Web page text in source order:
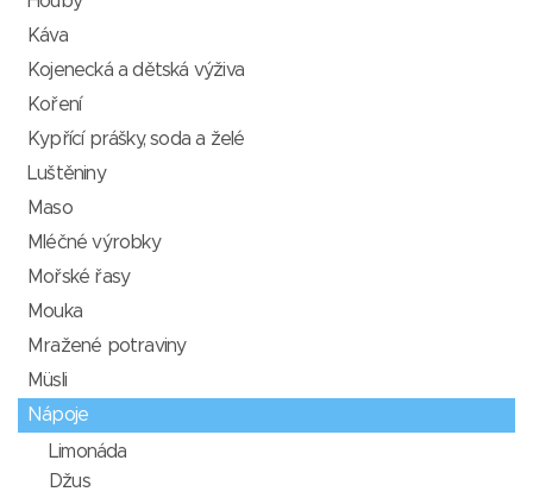
Káva
Kojenecká a dětská výživa
Koření
Kypřící prášky, soda a želé
Luštěniny
Maso
Mléčné výrobky
Mořské řasy
Mouka
Mražené potraviny
Müsli
Nápoje
Limonáda
Džus